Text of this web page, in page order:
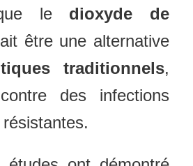
le dioxyde de
être une alternative
traditionnels,
des infections